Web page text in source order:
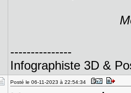
---------------
Infographiste 3D &
Posté le 06-11-2023 à 22:54:34